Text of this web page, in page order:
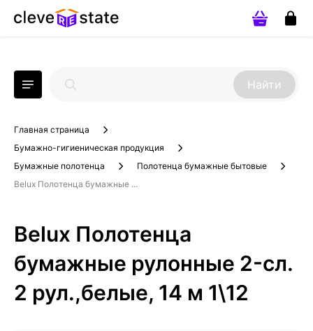
Найти
Главная страница
Бумажно-гигиеническая продукция
Бумажные полотенца
Полотенца бумажные бытовые
Belux Полотенца бумажные ...
Belux Полотенца
бумажные рулонные 2-сл.
2 рул.,белые, 14 м 1\12